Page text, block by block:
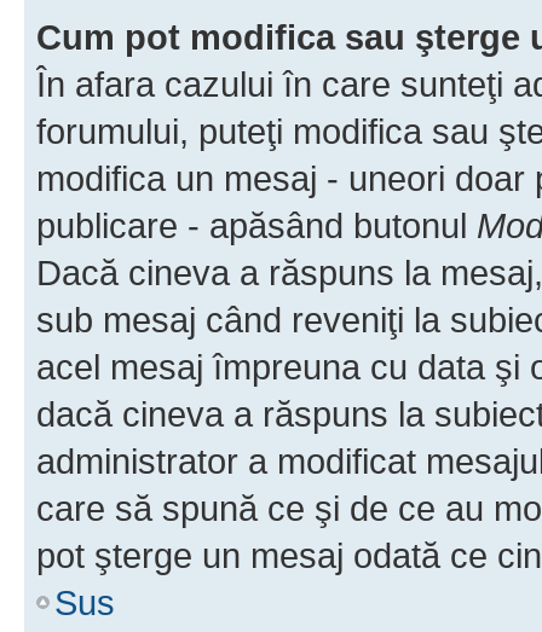
Cum pot modifica sau şterge
În afara cazului în care sunteţi
forumului, puteţi modifica sau
modifica un mesaj - uneori
publicare - apăsând butonul
Dacă cineva a răspuns la
sub mesaj când reveniţi la
acel mesaj împreuna cu data şi
dacă cineva a răspuns la
administrator a modificat
care să spună ce şi de ce au
pot şterge un mesaj odată ce
Sus